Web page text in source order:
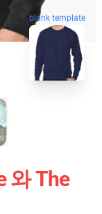
blank template
와 The